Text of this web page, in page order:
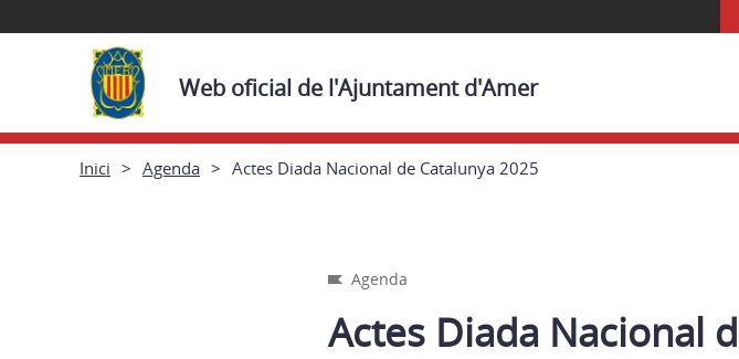
Web oficial de l'Ajuntament d'Amer
Inici Agenda Actes Diada Nacional de Catalunya 2025
Agenda
Actes Diada Nacional